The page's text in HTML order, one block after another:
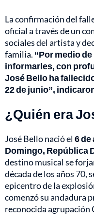
La confirmación del
oficial a través de un
sociales del artista y
familia. “Por medio
informarles, con
José Bello ha
22 de junio”,
¿Quién era
José Bello nació el6 de
Domingo, República
destino musical se
década de los años 70,
epicentro de la
comenzó su andadura
reconocida agrupación